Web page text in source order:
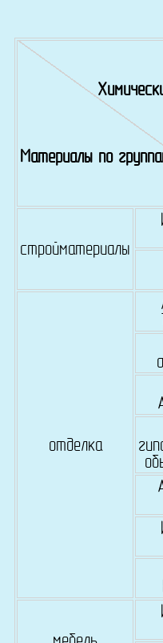
Материалы по
стройматериалы
отделка